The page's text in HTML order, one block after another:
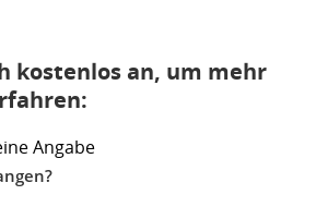
kostenlos an, um mehr
Angabe